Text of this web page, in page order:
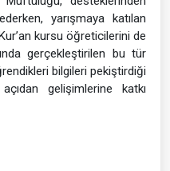
yarışmaya katılan
kursu öğreticilerini de
gerçekleştirilen bu tür
bilgileri pekiştirdiği
gelişimlerine katkı